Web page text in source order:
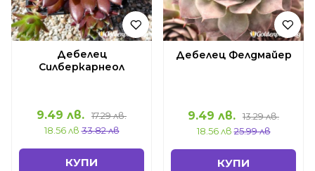
Дебелец
Силберкарнеол
9.49 лв.
17.29 лв.
18.56 лв 33.82 лв
КУПИ
Дебелец Фелдмайер
9.49 лв.
13.29 лв.
18.56 лв 25.99 лв
КУПИ